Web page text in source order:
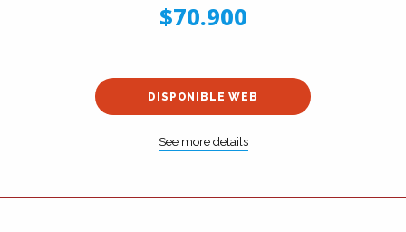
$70.900
DISPONIBLE WEB
See more details